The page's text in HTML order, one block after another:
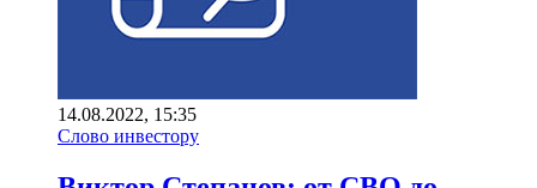
14.08.2022, 15:35
Слово инвестору